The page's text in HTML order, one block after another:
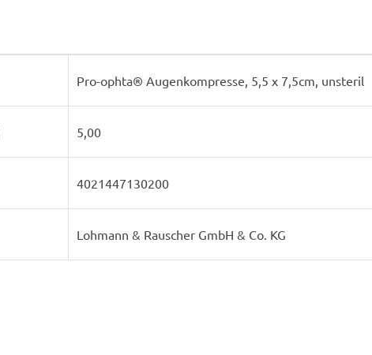
Pro-ophta® Augenkompresse, 5,5 x 7,5cm, unsteril
5,00
4021447130200
Lohmann & Rauscher GmbH & Co. KG